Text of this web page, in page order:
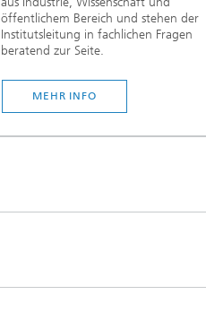
öffentlichem Bereich und stehen der
Institutsleitung in fachlichen Fragen
beratend zur Seite.
MEHR INFO